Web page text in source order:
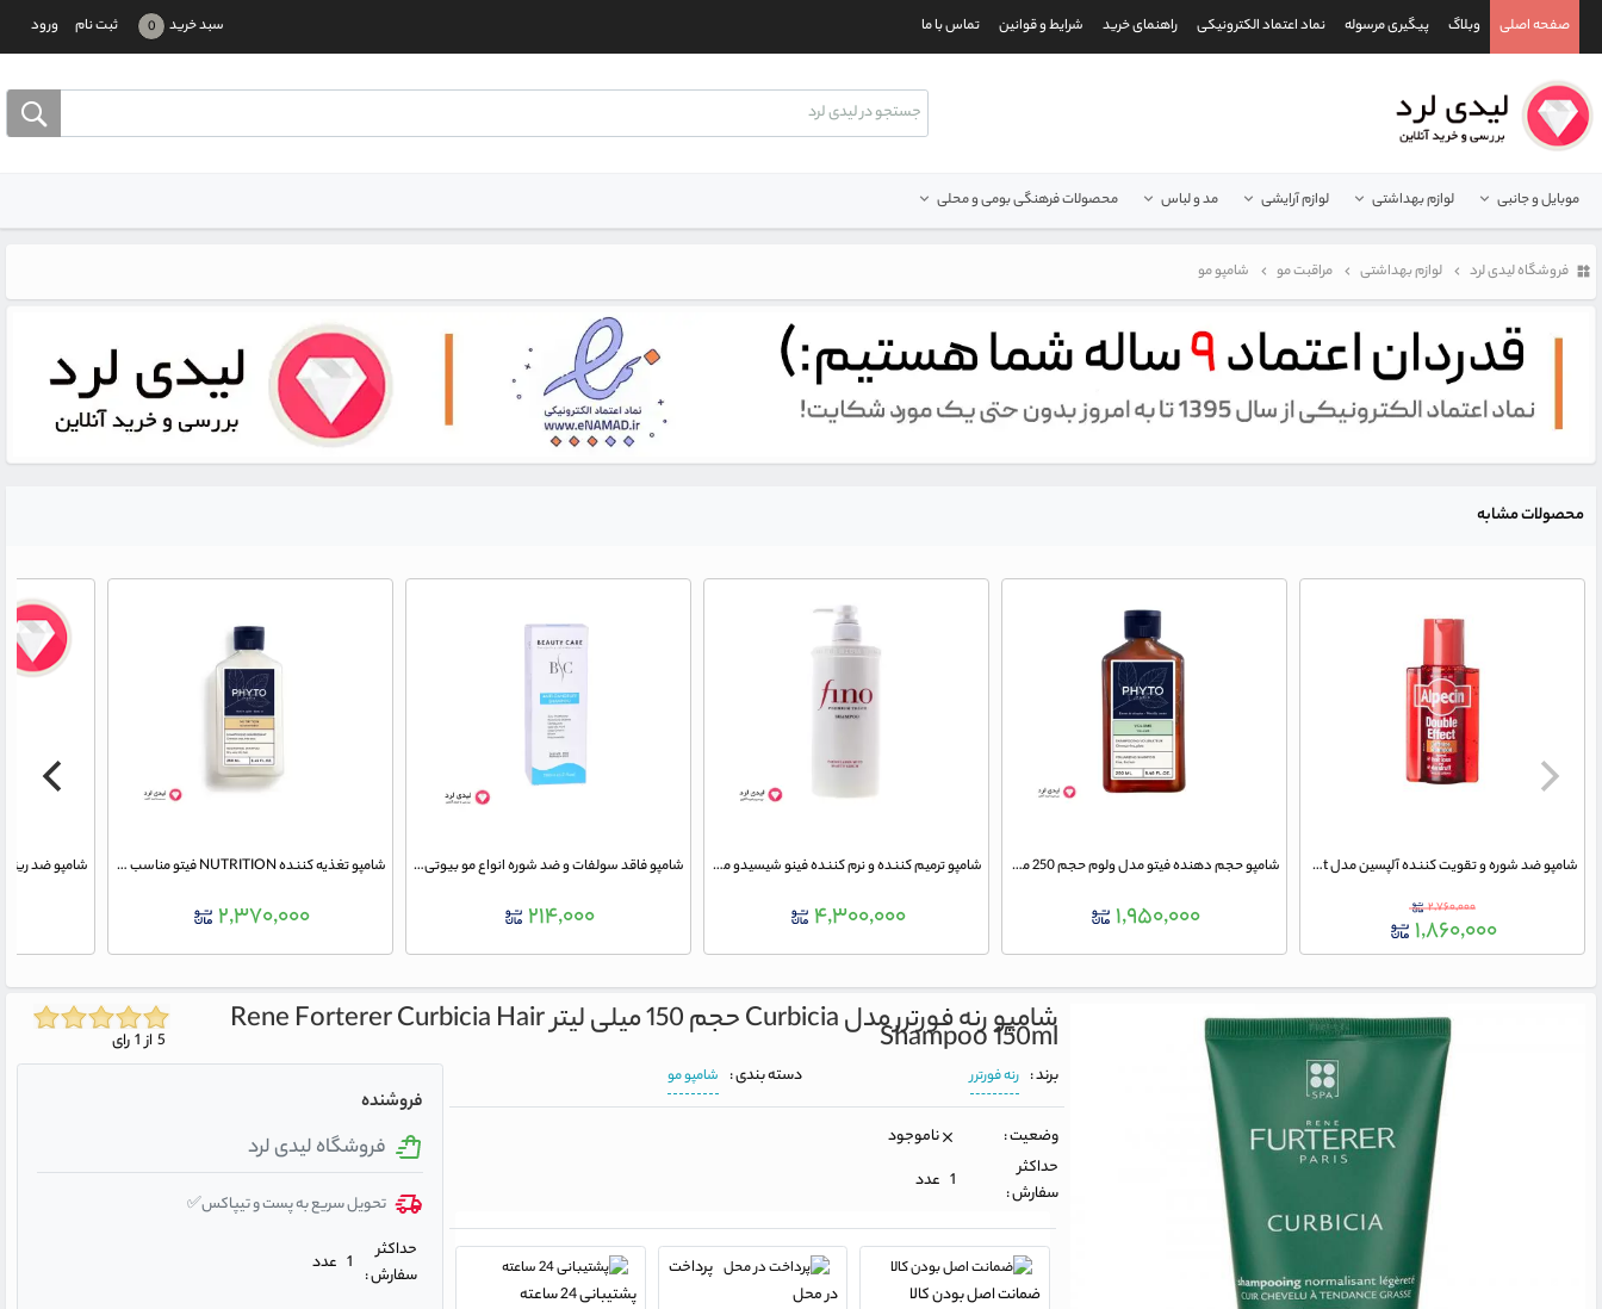
ورود ثبت نام سبد خرید 0 صفحه اصلی وبلاگ پیگیری مرسوله نماد اعتماد الکترونیکی راهنمای خرید شرایط و قوانین تماس با ما
موبایل و جانبی لوازم بهداشتی لوازم آرایشی مد و لباس محصولات فرهنگی بومی و محلی
فروشگاه لیدی لرد لوازم بهداشتی مراقبت مو شامپو مو
محصولات مشابه
شامپو ضد شوره و تقویت کننده آلپسین مدل Double Effect حجم 200 میلی لیتر
۲,۷۶۰,۰۰۰
۱,۸۶۰,۰۰۰
شامپو حجم دهنده فیتو مدل ولوم حجم 250 میلی لیتر
۱,۹۵۰,۰۰۰
شامپو ترمیم کننده و نرم کننده فینو شیسیدو مدل Premium Touch
۴,۳۰۰,۰۰۰
شامپو فاقد سولفات و ضد شوره انواع مو بیوتی کر
۲۱۴,۰۰۰
شامپو تغذیه کننده NUTRITION فیتو مناسب موی خشک و خیلی خشک حجم 250 میلی لیتر
۲,۳۷۰,۰۰۰
شامپو رنه فورترر مدل Curbicia حجم 150 میلی لیتر Rene Forterer Curbicia Hair Shampoo 150ml
برند : رنه فورترر دسته بندی : شامپو مو
وضعیت :
ناموجود
حداکثر
سفارش :
1 عدد
ضمانت اصل بودن کالا
پرداخت
در محل
پشتیبانی 24 ساعته
فروشنده
فروشگاه لیدی لرد
تحویل سریع به پست و تیپاکس✅
حداکثر
سفارش :
1 عدد